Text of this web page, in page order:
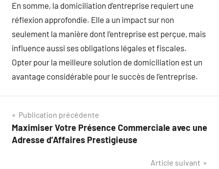
En somme, la domiciliation d’entreprise requiert une
réflexion approfondie. Elle a un impact sur non
seulement la manière dont l’entreprise est perçue, mais
influence aussi ses obligations légales et fiscales.
Opter pour la meilleure solution de domiciliation est un
avantage considérable pour le succès de l’entreprise.
Navigation
de
Publication précédente
Maximiser Votre Présence Commerciale avec une
Adresse d’Affaires Prestigieuse
Article suivant